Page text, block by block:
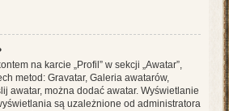
na karcie „Profil” w sekcji „Awatar”,
metod: Gravatar, Galeria awatarów,
awatar, można dodać awatar. Wyświetlanie
są uzależnione od administratora